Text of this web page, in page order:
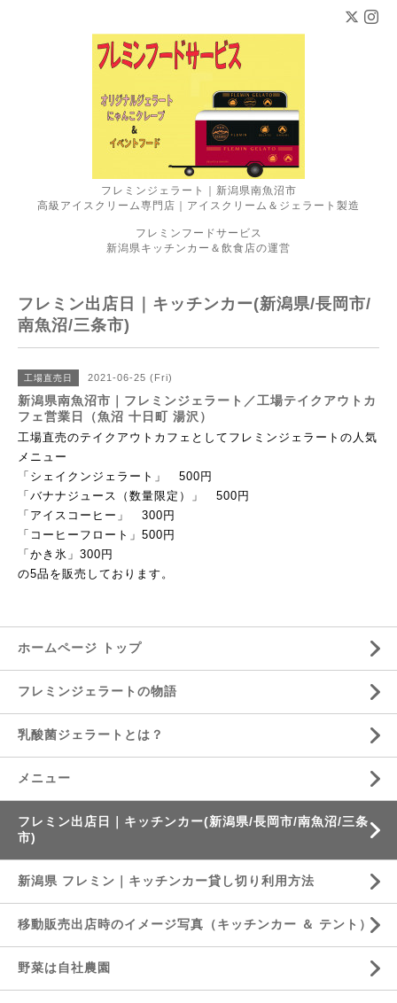
フレミンジェラート｜新潟県南魚沼市
高級アイスクリーム専門店｜アイスクリーム＆ジェラート製造
フレミンフードサービス
新潟県キッチンカー＆飲食店の運営
フレミン出店日｜キッチンカー(新潟県/長岡市/
南魚沼/三条市)
工場直売日 2021-06-25 (Fri)
新潟県南魚沼市｜フレミンジェラート／工場テイクアウトカ
フェ営業日（魚沼 十日町 湯沢）
工場直売のテイクアウトカフェとしてフレミンジェラートの人気
メニュー
「シェイクンジェラート」 500 円
「バナナジュース（数量限定）」 500 円
「アイスコーヒー」 300 円
「コーヒーフロート」 500 円
「かき氷」 300 円
の5品を販売しております。
ホームページ トップ
フレミンジェラートの物語
乳酸菌ジェラートとは？
メニュー
フレミン出店日｜キッチンカー(新潟県/長岡市/南魚沼/三条
市)
新潟県 フレミン｜キッチンカー貸し切り利用方法
移動販売出店時のイメージ写真（キッチンカー ＆ テント）
野菜は自社農園